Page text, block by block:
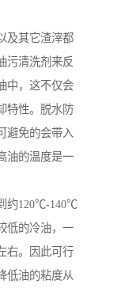
及其它渣滓都
污清洗剂来反
中，这不仅会
特性。脱水防
避免的会带入
油的温度是一
约120℃-140℃
低的冷油，一
右。因此可行
低油的粘度从